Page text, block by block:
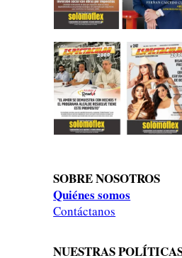
SOBRE NOSOTROS
Quiénes somos
Contáctanos
NUESTRAS